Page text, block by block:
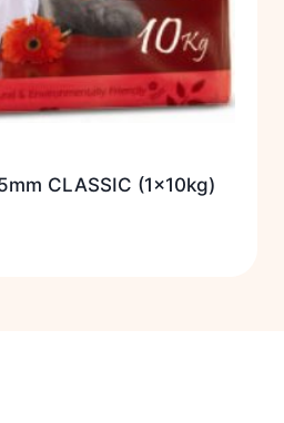
CLASSIC (1x10kg)